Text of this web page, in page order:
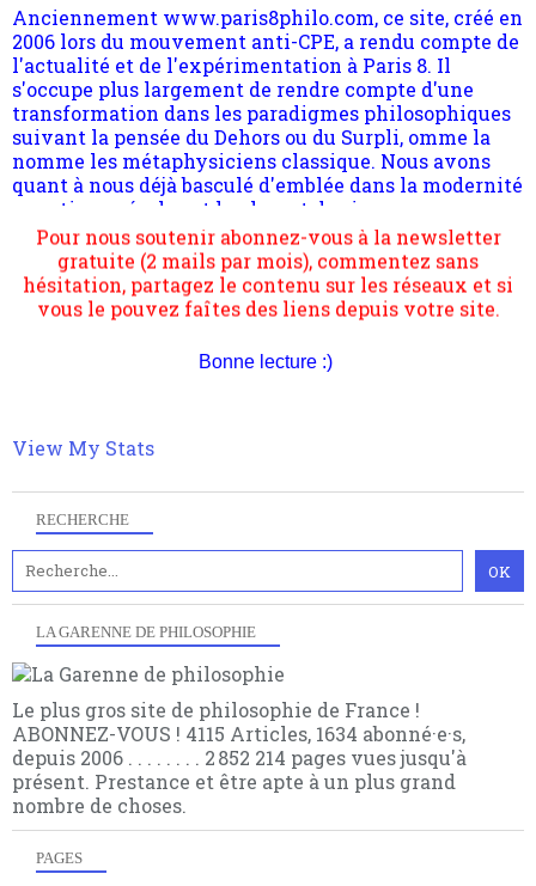
RECHERCHE
LA GARENNE DE PHILOSOPHIE
Le plus gros site de philosophie de France !
ABONNEZ-VOUS ! 4115 Articles, 1634 abonné·e·s,
depuis 2006 . . . . . . . . 2 852 214 pages vues jusqu'à
présent. Prestance et être apte à un plus grand
nombre de choses.
PAGES
transformation dans les paradigmes philosophiques
suivant la pensée du Dehors ou du Surpli, omme la
nomme les métaphysiciens classique. Nous avons
quant à nous déjà basculé d'emblée dans la modernité
quantique, résolvant la plupart des impasses
philosophique du WWe siècle. Cette pensée hors
contrat est la marque d'une complexité, riche de
multiples facteurs et échelles. Ce site contient des
articles pour être apte à un plus grand nombre de
choses.
Pour nous soutenir abonnez-vous à la newsletter
gratuite (2 mails par mois), commentez sans
hésitation, partagez le contenu sur les réseaux et si
vous le pouvez faîtes des liens depuis votre site.
Bonne lecture :)
View My Stats